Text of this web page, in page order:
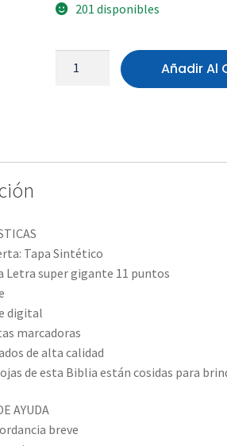
201 disponibles
Añadir Al
Tapa Sintético
Letra super gigante 11 puntos
digital
marcadoras
de alta calidad
de esta Biblia están cosidas para
AYUDA
breve